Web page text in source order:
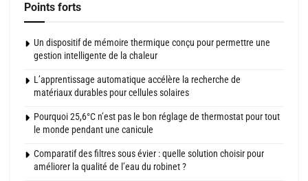
Points forts
Un dispositif de mémoire thermique conçu pour permettre une
gestion intelligente de la chaleur
L’apprentissage automatique accélère la recherche de
matériaux durables pour cellules solaires
Pourquoi 25,6°C n’est pas le bon réglage de thermostat pour tout
le monde pendant une canicule
Comparatif des filtres sous évier : quelle solution choisir pour
améliorer la qualité de l’eau du robinet ?